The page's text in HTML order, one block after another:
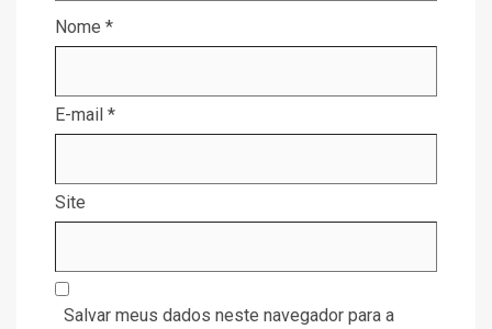
Nome *
E-mail *
Site
Salvar meus dados neste navegador para a